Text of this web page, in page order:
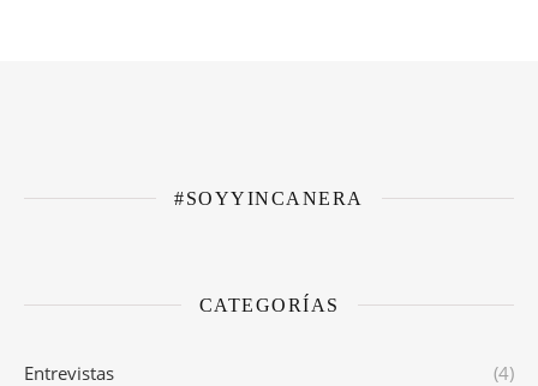
#SOYYINCANERA
CATEGORÍAS
Entrevistas (4)